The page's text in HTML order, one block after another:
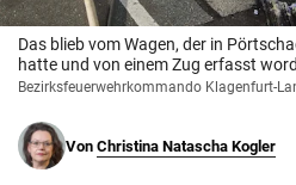
Das blieb vom Wagen, der in
hatte und von einem Zug erfasst
Bezirksfeuerwehrkommando Klagenfurt-
Von Christina Natascha Kogler